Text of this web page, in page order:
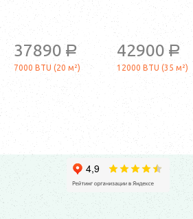
37890 a
7000 BTU (20 м²)
42900 a
12000 BTU (35 м²)